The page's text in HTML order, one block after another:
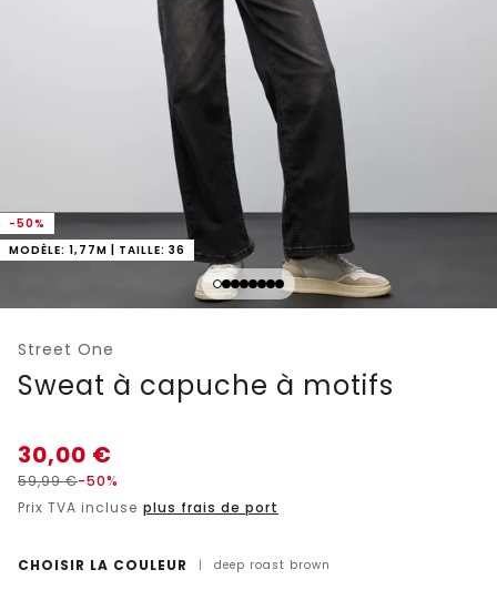
-50%
MODÈLE: 1,77M | TAILLE: 36
Street One
Sweat à capuche à motifs
30,00 €
59,99€-50%
Prix TVA incluse plus frais de port
CHOISIR LA COULEUR | deep roast brown